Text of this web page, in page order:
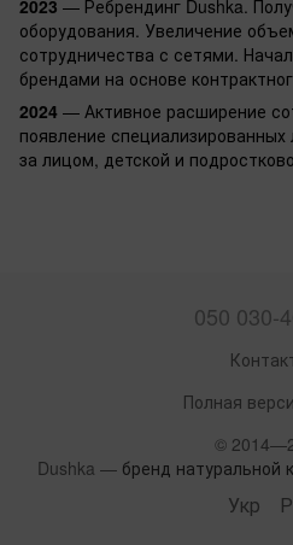
2023 — Ребрендинг Dushka.
оборудования. Увеличение
сотрудничества с сетями.
брендами на основе
2024 — Активное расширение
появление
за лицом, детской и
050 030-
Полная
©
Dushka — бренд натуральной
Укр